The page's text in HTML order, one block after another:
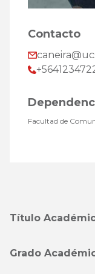
Contacto
Facultad de
Título
Grado